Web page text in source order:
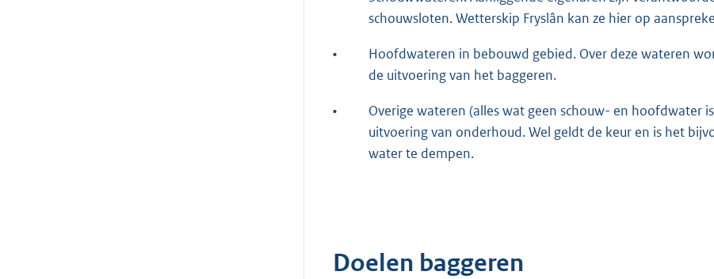
schouwsloten. Wetterskip Fryslân kan ze hier op
•
Hoofdwateren in bebouwd gebied. Over deze wateren
de uitvoering van het baggeren.
•
Overige wateren (alles wat geen schouw- en hoofdwater
uitvoering van onderhoud. Wel geldt de keur en is het
water te dempen.
Doelen baggeren